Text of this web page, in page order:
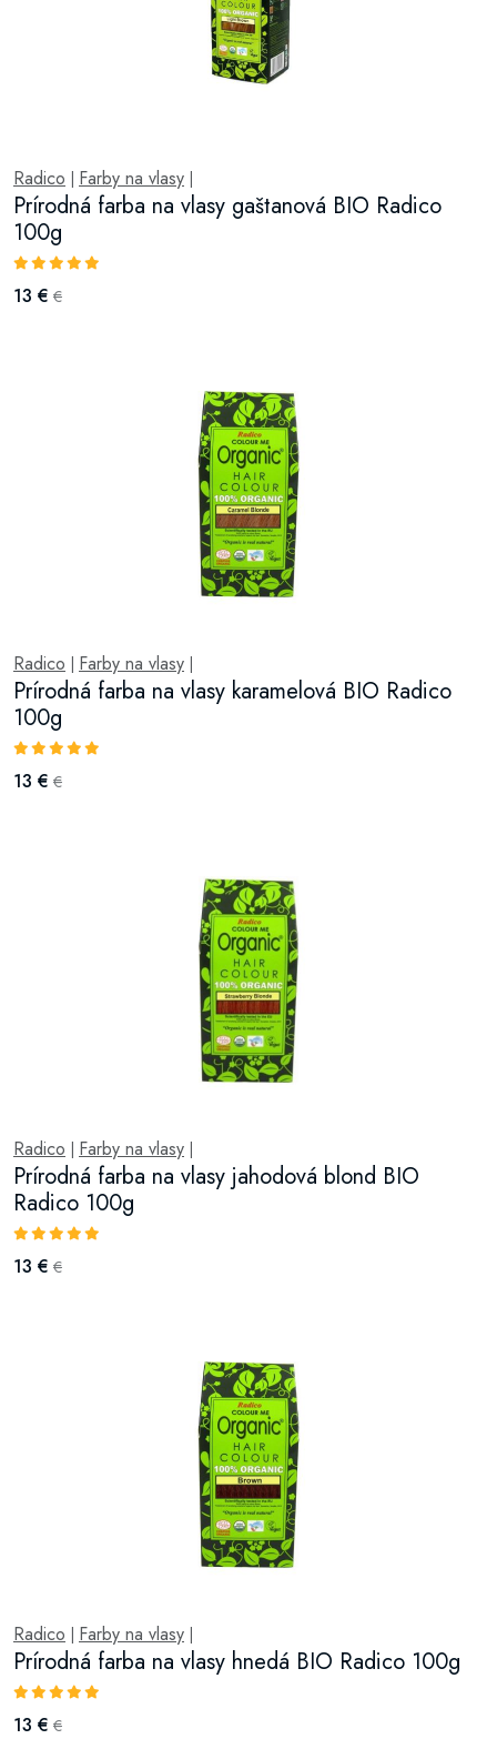
Radico Farby na vlasy
Prírodná farba na vlasy gaštanová BIO Radico
100g
13 € €
Radico Farby na vlasy
Prírodná farba na vlasy karamelová BIO Radico
100g
13 € €
Radico Farby na vlasy
Prírodná farba na vlasy jahodová blond BIO
Radico 100g
13 € €
Radico Farby na vlasy
Prírodná farba na vlasy hnedá BIO Radico 100g
13 € €